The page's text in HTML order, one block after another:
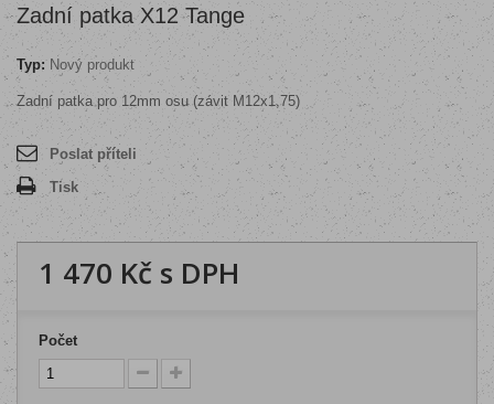
Zadní patka X12 Tange
Typ: Nový produkt
Zadní patka pro 12mm osu (závit M12x1,75)
Poslat příteli
Tisk
1 470 Kč s DPH
Počet